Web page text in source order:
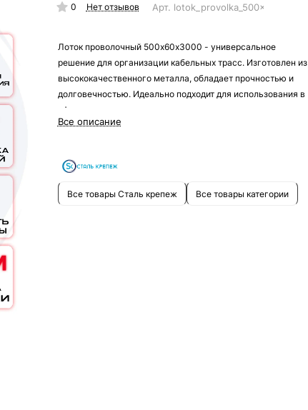
0 Нет отзывов Арт. lotok_provolka_500x60x3000
Лоток проволочный 500х60х3000 - универсальное
решение для организации кабельных трасс. Изготовлен из
высококачественного металла, обладает прочностью и
долговечностью. Идеально подходит для использования в
офисах, складах и промышленных помещениях.
Все описание
Все товары Сталь крепеж Все товары категории